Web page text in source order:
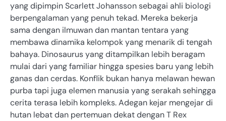
yang dipimpin Scarlett Johansson sebagai ahli biologi
berpengalaman yang penuh tekad. Mereka bekerja
sama dengan ilmuwan dan mantan tentara yang
membawa dinamika kelompok yang menarik di tengah
bahaya. Dinosaurus yang ditampilkan lebih beragam
mulai dari yang familiar hingga spesies baru yang lebih
ganas dan cerdas. Konflik bukan hanya melawan hewan
purba tapi juga elemen manusia yang serakah sehingga
cerita terasa lebih kompleks. Adegan kejar mengejar di
hutan lebat dan pertemuan dekat dengan T Rex